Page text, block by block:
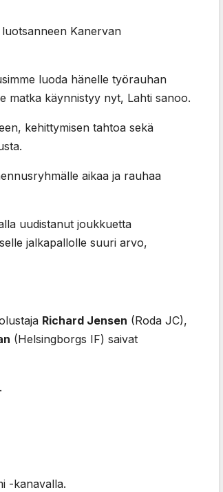
Kanervan
luoda hänelle työrauhan
matka käynnistyy nyt, Lahti sanoo.
kehittymisen tahtoa sekä
aikaa ja rauhaa
uudistanut joukkuetta
jalkapallolle suuri arvo,
Richard Jensen (Roda JC),
(Helsingborgs IF) saivat
-kanavalla.